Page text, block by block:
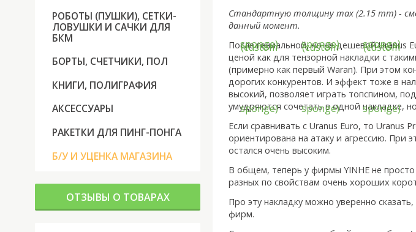
РОБОТЫ (ПУШКИ), СЕТКИ-
ЛОВУШКИ И САЧКИ ДЛЯ
БКМ
БОРТЫ, СЧЕТЧИКИ, ПОЛ
КНИГИ, ПОЛИГРАФИЯ
АКСЕССУАРЫ
РАКЕТКИ ДЛЯ ПИНГ-ПОНГА
Б/У И УЦЕНКА МАГАЗИНА
ОТЗЫВЫ О ТОВАРАХ
Стандартную толщину max (2.15 mm) -
данный момент.
После гениальной, но не дешевой Uranus
ценой как для тензорной накладки с
(примерно как первый Waran). При этом
дорогих конкурентов. И эффект тоже в
высокий, позволяет играть топспином,
умудряются сочетать в одной накладке,
Если сравнивать с Uranus Euro, то
ориентирована на атаку и агрессию. При
остался очень высоким.
В общем, теперь у фирмы YINHE не
разных по свойствам очень хороших
Про эту накладку можно уверенно
фирм.